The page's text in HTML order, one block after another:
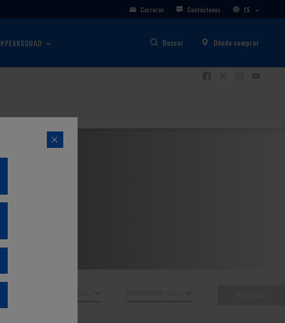
Carreras Contáctenos ES
#PEAKSQUAD Buscar Dónde comprar